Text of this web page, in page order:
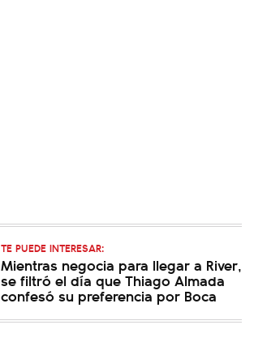
TE PUEDE INTERESAR:
Mientras negocia para llegar a River,
se filtró el día que Thiago Almada
confesó su preferencia por Boca